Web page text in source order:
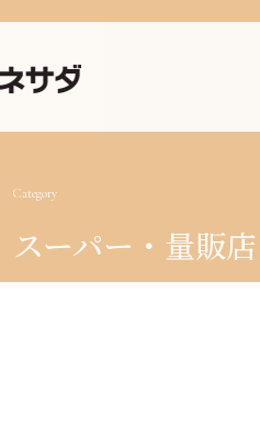
Category
スーパー・量販